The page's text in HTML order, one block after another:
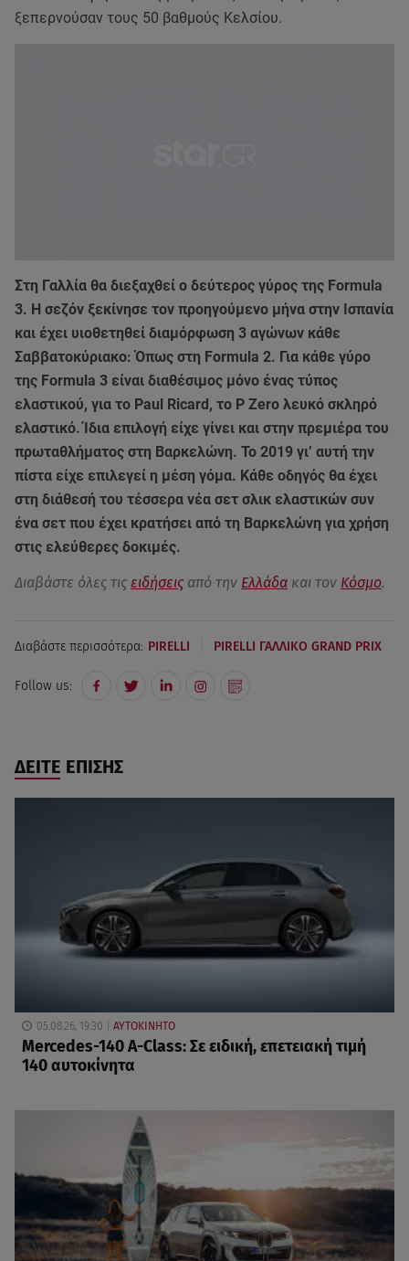
ξεπερνούσαν τους 50 βαθμούς Κελσίου.
Στη Γαλλία θα διεξαχθεί ο δεύτερος γύρος της Formula
3. H σεζόν ξεκίνησε τον προηγούμενο μήνα στην Ισπανία
και έχει υιοθετηθεί διαμόρφωση 3 αγώνων κάθε
Σαββατοκύριακο: Όπως στη Formula 2. Για κάθε γύρο
της Formula 3 είναι διαθέσιμος μόνο ένας τύπος
ελαστικού, για το Paul Ricard, το P Zero λευκό σκληρό
ελαστικό. Ίδια επιλογή είχε γίνει και στην πρεμιέρα του
πρωταθλήματος στη Βαρκελώνη. Το 2019 γι’ αυτή την
πίστα είχε επιλεγεί η μέση γόμα. Κάθε οδηγός θα έχει
στη διάθεσή του τέσσερα νέα σετ σλικ ελαστικών συν
ένα σετ που έχει κρατήσει από τη Βαρκελώνη για χρήση
στις ελεύθερες δοκιμές.
Διαβάστε όλες τις ειδήσεις από την Ελλάδα και τον Κόσμο.
Διαβάστε περισσότερα: PIRELLI PIRELLI ΓΑΛΛΙΚΟ GRAND PRIX
Follow us:
ΔΕΙΤΕ ΕΠΙΣΗΣ
05.08.26, 19:30 ΑΥΤΟΚΙΝΗΤΟ
Mercedes-140 A-Class: Σε ειδική, επετειακή τιμή
140 αυτοκίνητα